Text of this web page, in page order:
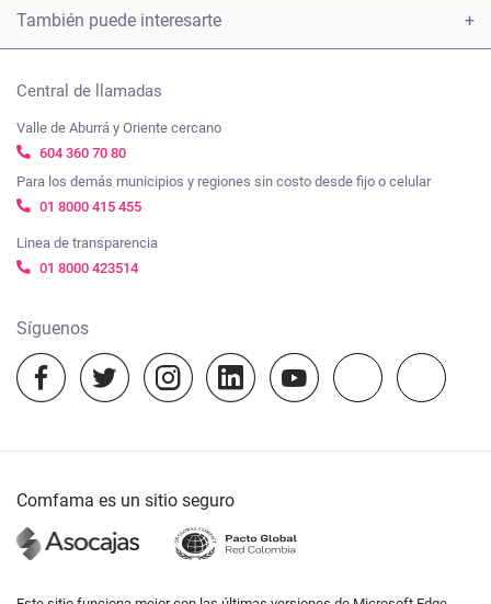
Política protección de datos personales
Términos y condiciones
Notificaciones
judiciales:notificacionesjudiciales@comfama.com.co
Ayúdanos a mejorar, cuéntanos tu experiencia
Créditos
Subsidios
Empleo
También puede interesarte
Viajes Comfama
Colegios Comfama
Agenda Comfama
Información Proyecto ecoturístico Suroeste
Central de llamadas
Valle de Aburrá y Oriente cercano
604 360 70 80
Para los demás municipios y regiones sin costo desde fijo o celular
01 8000 415 455
Linea de transparencia
01 8000 423514
Síguenos
Comfama es un sitio seguro